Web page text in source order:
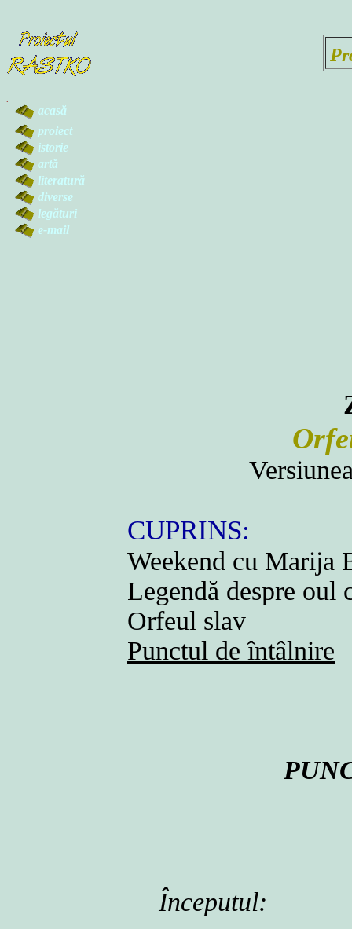
acasă
proiect
istorie
artă
literatură
diverse
legături
e-mail
CUPRINS:
Weekend cu Marija
Legendă despre oul
Orfeul slav
Punctul de întâlnire
Începutul: